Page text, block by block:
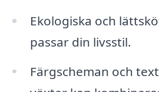
Ekologiska och
passar din livsstil.
Färgscheman och